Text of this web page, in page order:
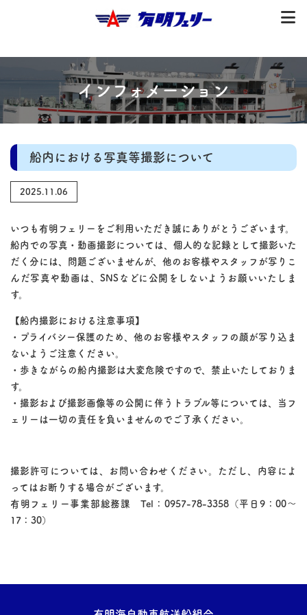
インフォメーション
船内における写真等撮影について
2025.11.06
いつも有明フェリーをご利用いただき誠にありがとうございます。
船内での写真・動画撮影については、個人的な記録として撮影いた
だく分には、問題ございませんが、他のお客様やスタッフが写りこ
んだ写真や動画は、SNSなどに公開をしないようお願いいたしま
す。
【船内撮影における注意事項】
・プライバシー保護のため、他のお客様やスタッフの顔が写り込ま
ないようご注意ください。
・歩きながらの船内撮影は大変危険ですので、禁止いたしておりま
す。
・撮影および撮影画像等の公開に伴うトラブル等については、当フ
ェリーは一切の責任を負いませんのでご了承ください。
撮影許可については、お問い合わせください。ただし、内容によ
ってはお断りする場合がございます。
有明フェリー事業部総務課 Tel：0957-78-3358（平日9：00～
17：30）